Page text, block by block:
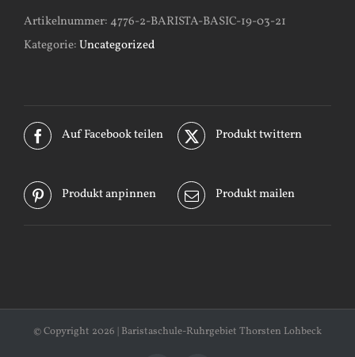
Artikelnummer:4776-2-BARISTA-BASIC-19-03-21
Kategorie:Uncategorized
Auf Facebook teilen Produkt twittern
Produkt anpinnen Produkt mailen
© Copyright 2026 | Baristaschule-Ruhrgebiet Thorsten Lohbeck